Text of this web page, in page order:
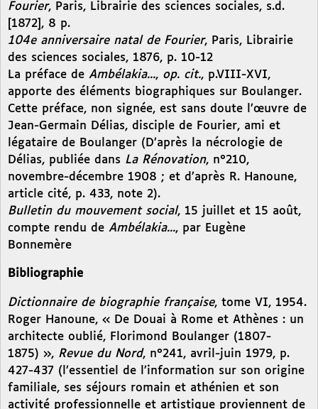
Fourier, Paris, Librairie des sciences sociales, s.d.
[1872], 8 p.
104e anniversaire natal de Fourier, Paris, Librairie
des sciences sociales, 1876, p. 10-12
La préface de Ambélakia..., op. cit., p.VIII-XVI,
apporte des éléments biographiques sur Boulanger.
Cette préface, non signée, est sans doute l’œuvre de
Jean-Germain Délias, disciple de Fourier, ami et
légataire de Boulanger (D’après la nécrologie de
Délias, publiée dans La Rénovation, n°210,
novembre-décembre 1908 ; et d’après R. Hanoune,
article cité, p. 433, note 2).
Bulletin du mouvement social, 15 juillet et 15 août,
compte rendu de Ambélakia..., par Eugène
Bonnemère
Bibliographie
Dictionnaire de biographie française, tome VI, 1954.
Roger Hanoune, « De Douai à Rome et Athènes : un
architecte oublié, Florimond Boulanger (1807-
1875) », Revue du Nord, n°241, avril-juin 1979, p.
427-437 (l’essentiel de l’information sur son origine
familiale, ses séjours romain et athénien et son
activité professionnelle et artistique proviennent de